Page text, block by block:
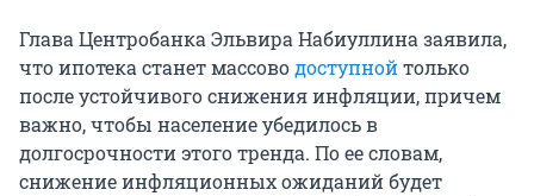
Глава Центробанка Эльвира Набиуллина заявила,
что ипотека станет массоводоступнойтолько
после устойчивого снижения инфляции, причем
важно, чтобы население убедилось в
долгосрочности этого тренда. По ее словам,
снижение инфляционных ожиданий будет